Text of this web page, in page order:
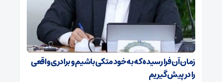
زمان آن فرا رسیده که به خود متکی باشیم و برادری واقعی
را در پیش گیریم